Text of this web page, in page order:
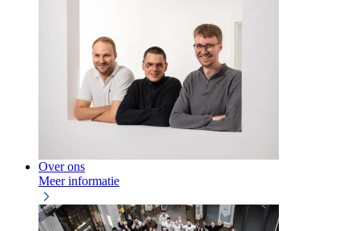
Over ons
Meer informatie